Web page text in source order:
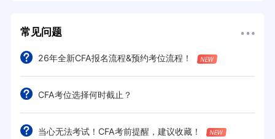
常见问题
26年全新CFA报名流程&预约考位流程！
CFA考位选择何时截止？
当心无法考试！CFA考前提醒，建议收藏！